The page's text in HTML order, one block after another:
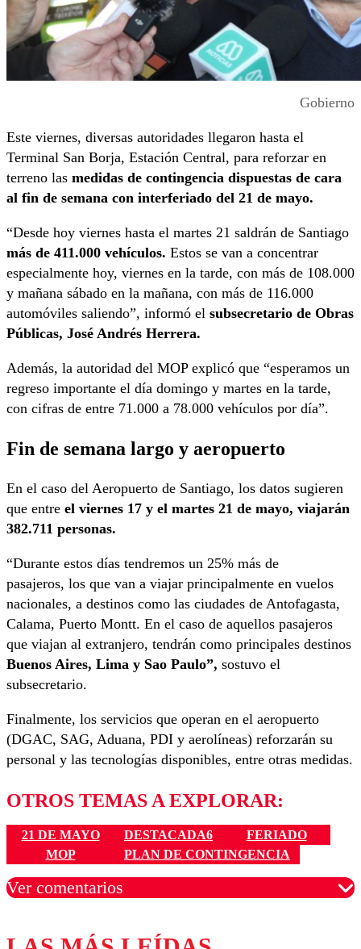
Gobierno
Este viernes, diversas autoridades llegaron hasta el
Terminal San Borja, Estación Central, para reforzar en
terreno las medidas de contingencia dispuestas de cara
al fin de semana con interferiado del 21 de mayo.
“Desde hoy viernes hasta el martes 21 saldrán de Santiago
más de 411.000 vehículos. Estos se van a concentrar
especialmente hoy, viernes en la tarde, con más de 108.000
y mañana sábado en la mañana, con más de 116.000
automóviles saliendo”, informó el subsecretario de Obras
Públicas, José Andrés Herrera.
Además, la autoridad del MOP explicó que “esperamos un
regreso importante el día domingo y martes en la tarde,
con cifras de entre 71.000 a 78.000 vehículos por día”.
Fin de semana largo y aeropuerto
En el caso del Aeropuerto de Santiago, los datos sugieren
que entre el viernes 17 y el martes 21 de mayo, viajarán
382.711 personas.
“Durante estos días tendremos un 25% más de
pasajeros, los que van a viajar principalmente en vuelos
nacionales, a destinos como las ciudades de Antofagasta,
Calama, Puerto Montt. En el caso de aquellos pasajeros
que viajan al extranjero, tendrán como principales destinos
Buenos Aires, Lima y Sao Paulo”, sostuvo el
subsecretario.
Finalmente, los servicios que operan en el aeropuerto
(DGAC, SAG, Aduana, PDI y aerolíneas) reforzarán su
personal y las tecnologías disponibles, entre otras medidas.
OTROS TEMAS A EXPLORAR:
21 DE MAYO DESTACADA6
FERIADO
MOP
PLAN DE CONTINGENCIA
Ver comentarios
Los comentarios son moderados para garantizar un